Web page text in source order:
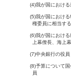
(4)我が国における
(5)我が国における
権委員に相当す
(6)我が国における
上幕僚長、海上
(7)中央銀行の役員
(8)予算について国
員